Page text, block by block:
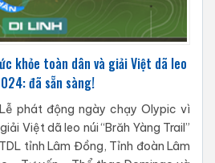
khỏe toàn dân và giải Việt dã leo
đã sẵn sàng!
phát động ngày chạy Olypic vì
Việt dã leo núi “Brăh Yàng Trail”
tỉnh Lâm Đồng, Tỉnh đoàn Lâm